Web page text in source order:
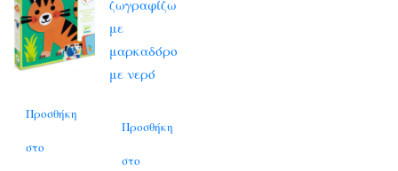
Προσθήκη
στο
Προσθήκη
στο